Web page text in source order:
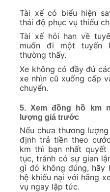
Tài xế có biểu hiện
thái độ phục vụ thiếu
Tài xế hỏi han về
muốn đi một tuyến
thường thấy.
Xe không có đầy đủ
xe nhìn cũ xuống cấp
chuyển.
5. Xem đồng hồ km
lượng giá trước
Nếu chưa thương
định trả tiền theo
km thì bạn nhất
tục, tránh có sự gian
gì đó không đúng, hãy
hệ khiếu nại với hãng
vụ ngay lập tức.